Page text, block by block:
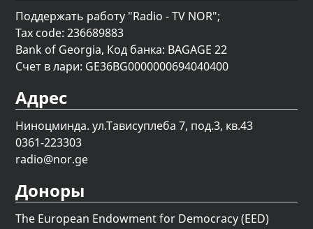
Поддержать работу "Radio - TV NOR";
Tax code: 236689883
Bank of Georgia, Код банка: BAGAGE 22
Счет в лари: GE36BG0000000694040400
Адрес
Ниноцминда. ул.Тависуплеба 7, под.3, кв.43
0361-223303
radio@nor.ge
Доноры
The European Endowment for Democracy (EED)